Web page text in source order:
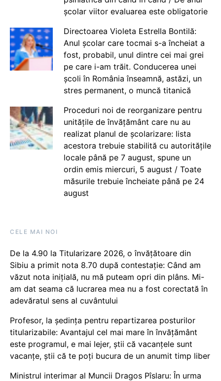
școlar viitor evaluarea este obligatorie
Directoarea Violeta Estrella Bontilă:
Anul școlar care tocmai s-a încheiat a
fost, probabil, unul dintre cei mai grei
pe care i-am trăit. Conducerea unei
școli în România înseamnă, astăzi, un
stres permanent, o muncă titanică
Proceduri noi de reorganizare pentru
unitățile de învățământ care nu au
realizat planul de școlarizare: lista
acestora trebuie stabilită cu autoritățile
locale până pe 7 august, spune un
ordin emis miercuri, 5 august / Toate
măsurile trebuie încheiate până pe 24
august
CELE MAI NOI
De la 4.90 la Titularizare 2026, o învățătoare din
Sibiu a primit nota 8.70 după contestație: Când am
văzut nota inițială, nu mă puteam opri din plâns. Mi-
am dat seama că lucrarea mea nu a fost corectată în
adevăratul sens al cuvântului
Profesor, la ședința pentru repartizarea posturilor
titularizabile: Avantajul cel mai mare în învățământ
este programul, e mai lejer, știi că vacanțele sunt
vacanţe, știi că te poți bucura de un anumit timp liber
Ministrul interimar al Muncii Dragos Pîslaru: În urma